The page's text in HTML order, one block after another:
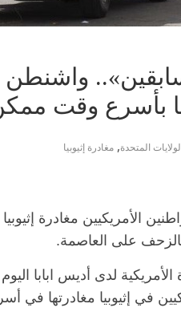
بأسرع وقت
المتحدة, مغادرة إثيوبيا
الأمريكيين مغادرة
على العاصمة.
لدى أديس ابابا
في إثيوبيا مغادرتها
مصر ناس وناس